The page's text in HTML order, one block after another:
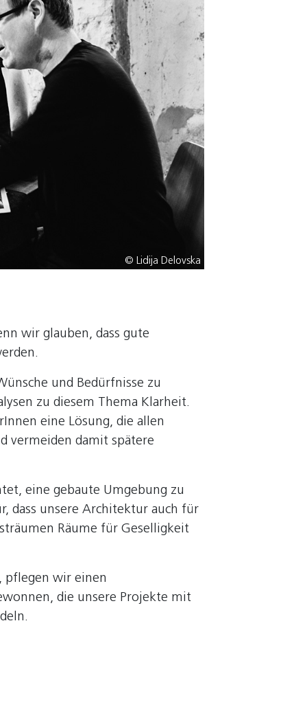
© Lidija Delovska
wir glauben, dass gute
und Bedürfnisse zu
zu diesem Thema Klarheit.
eine Lösung, die allen
vermeiden damit spätere
eine gebaute Umgebung zu
dass unsere Architektur auch für
Räume für Geselligkeit
pflegen wir einen
die unsere Projekte mit